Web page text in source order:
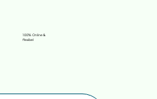
100% Online &
flexibel